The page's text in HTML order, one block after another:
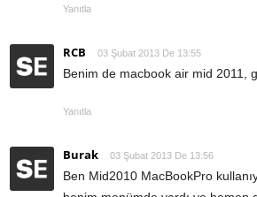
Yanıtla
RCB 03 Şubat 2013 De 13:55
Benim de macbook air mid 2011,
Yanıtla
Burak 03 Şubat 2013 De 13:56
Ben Mid2010 MacBookPro